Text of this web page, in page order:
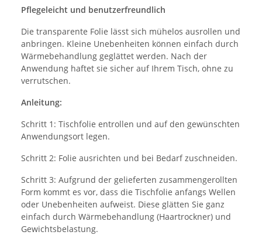
Pflegeleicht und benutzerfreundlich
Die transparente Folie lässt sich mühelos ausrollen und
anbringen. Kleine Unebenheiten können einfach durch
Wärmebehandlung geglättet werden. Nach der
Anwendung haftet sie sicher auf Ihrem Tisch, ohne zu
verrutschen.
Anleitung:
Schritt 1: Tischfolie entrollen und auf den gewünschten
Anwendungsort legen.
Schritt 2: Folie ausrichten und bei Bedarf zuschneiden.
Schritt 3: Aufgrund der gelieferten zusammengerollten
Form kommt es vor, dass die Tischfolie anfangs Wellen
oder Unebenheiten aufweist. Diese glätten Sie ganz
einfach durch Wärmebehandlung (Haartrockner) und
Gewichtsbelastung.